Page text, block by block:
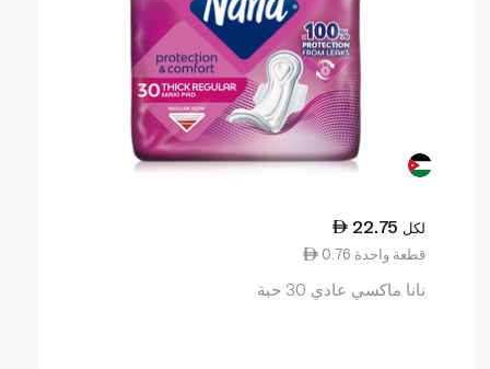
22.75 لكل
0.76 قطعة واحدة
نانا ماكسي عادي 30 حبة